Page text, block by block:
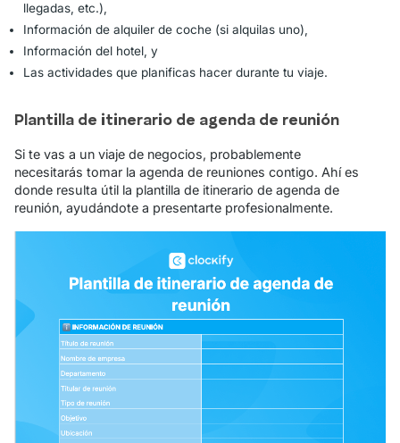
llegadas, etc.),
Información de alquiler de coche (si alquilas uno),
Información del hotel, y
Las actividades que planificas hacer durante tu viaje.
Plantilla de itinerario de agenda de reunión
Si te vas a un viaje de negocios, probablemente
necesitarás tomar la agenda de reuniones contigo. Ahí es
donde resulta útil la plantilla de itinerario de agenda de
reunión, ayudándote a presentarte profesionalmente.